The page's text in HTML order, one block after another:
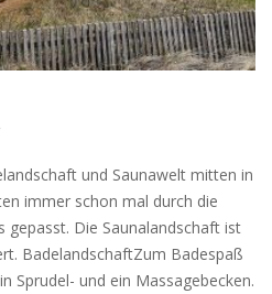
und Saunawelt mitten in
immer schon mal durch die
gepasst. Die Saunalandschaft ist
BadelandschaftZum Badespaß
Sprudel- und ein Massagebecken.